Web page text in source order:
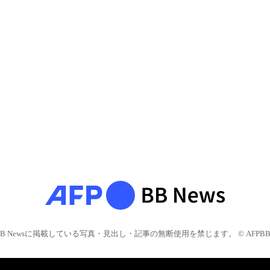
Newsに掲載している写真・見出し・記事の無断使用を禁じます。 © AFPBB